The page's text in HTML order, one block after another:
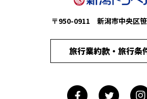
〒950-0911 新潟市中央区
旅行業約款・旅行条